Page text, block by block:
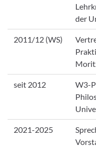
der
2011/12 (WS)
seit 2012
W3-
2021-2025